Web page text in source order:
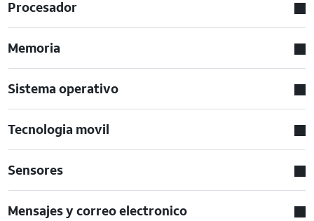
Procesador
Memoria
Sistema operativo
Tecnologia movil
Sensores
Mensajes y correo electronico